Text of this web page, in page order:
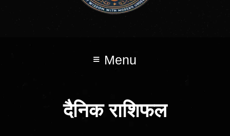
Menu
दैनिक राशिफल